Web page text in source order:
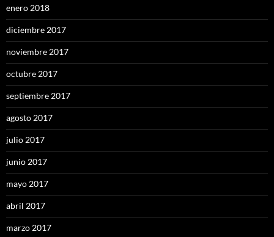
enero 2018
diciembre 2017
noviembre 2017
octubre 2017
septiembre 2017
agosto 2017
julio 2017
junio 2017
mayo 2017
abril 2017
marzo 2017